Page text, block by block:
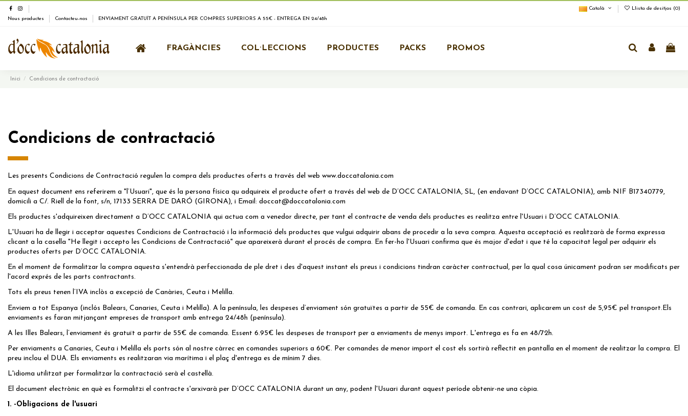
Nous productes Contacteu-nos ENVIAMENT GRATUÏT A PENÍNSULA PER COMPRES SUPERIORS A 55€ - ENTREGA EN 24/48h
Català Llista de desitjos (0)
FRAGÀNCIES COL·LECCIONS PRODUCTES PACKS PROMOS
Inici Condicions de contractació
Condicions de contractació
Les presents Condicions de Contractació regulen la compra dels productes oferts a través del web www.doccatalonia.com
En aquest document ens referirem a "l’Usuari", que és la persona física qu adquireix el producte ofert a través del web de D’OCC CATALONIA, SL, (en endavant D’OCC CATALONIA), amb NIF B17340779,
domicili a C/. Riell de la font, s/n, 17133 SERRA DE DARÓ (GIRONA), i Email: doccat@doccatalonia.com
Els productes s'adquireixen directament a D’OCC CATALONIA qui actua com a venedor directe, per tant el contracte de venda dels productes es realitza entre l'Usuari i D’OCC CATALONIA.
L'Usuari ha de llegir i acceptar aquestes Condicions de Contractació i la informació dels productes que vulgui adquirir abans de procedir a la seva compra. Aquesta acceptació es realitzarà de forma expressa
clicant a la casella "He llegit i accepto les Condicions de Contractació" que apareixerà durant el procés de compra. En fer-ho l'Usuari confirma que és major d'edat i que té la capacitat legal per adquirir els
productes oferts per D’OCC CATALONIA.
En el moment de formalitzar la compra aquesta s'entendrà perfeccionada de ple dret i des d'aquest instant els preus i condicions tindran caràcter contractual, per la qual cosa únicament podran ser modificats per
l'acord exprés de les parts contractants.
Tots els preus tenen l’IVA inclòs a excepció de Canàries, Ceuta i Melilla.
Enviem a tot Espanya (inclós Balears, Canaries, Ceuta i Melilla). A la península, les despeses d’enviament són gratuïtes a partir de 55€ de comanda. En cas contrari, aplicarem un cost de 5,95€ pel transport.Els
enviaments es faran mitjançant empreses de transport amb entrega 24/48h (península).
A les Illes Balears, l’enviament és gratuït a partir de 55€ de comanda. Essent 6.95€ les despeses de transport per a enviaments de menys import. L'entrega es fa en 48/72h.
Per enviaments a Canaries, Ceuta i Melilla els ports són al nostre càrrec en comandes superiors a 60€. Per comandes de menor import el cost els sortirà reflectit en pantalla en el moment de realitzar la compra. El
preu inclou el DUA. Els enviaments es realitzaran via marítima i el plaç d'entrega es de mínim 7 dies.
L'idioma utilitzat per formalitzar la contractació serà el castellà.
El document electrònic en què es formalitzi el contracte s'arxivarà per D’OCC CATALONIA durant un any, podent l'Usuari durant aquest període obtenir-ne una còpia.
1. -Obligacions de l'usuari